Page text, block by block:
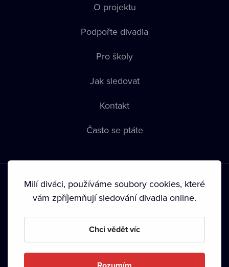
O projektu
Podpořte divadla
Pro školy
Jak sledovat
Kontakt
Často se ptáte
Podmínky používání • Ochrana soukromí • Zásady používání
Cookies• Autorská práva
Milí diváci, používáme soubory cookies, které
vám zpříjemňují sledování divadla online.
Chci vědět víc